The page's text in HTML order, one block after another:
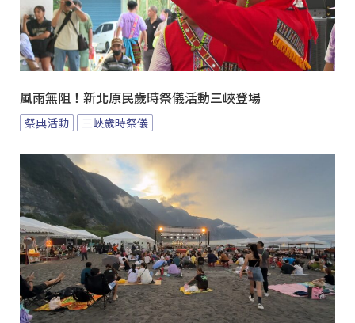
風雨無阻！新北原民歲時祭儀活動三峽登場
祭典活動 三峽歲時祭儀